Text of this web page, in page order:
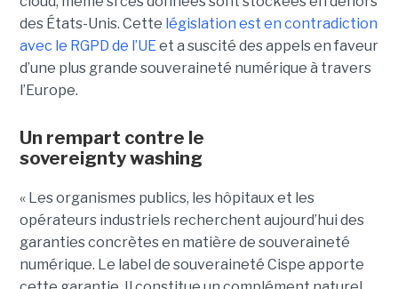
des États-Unis. Cette législation est en contradiction
avec le RGPD de l’UE et a suscité des appels en faveur
d’une plus grande souveraineté numérique à travers
l’Europe.
Un rempart contre le
sovereignty washing
« Les organismes publics, les hôpitaux et les
opérateurs industriels recherchent aujourd’hui des
garanties concrètes en matière de souveraineté
numérique. Le label de souveraineté Cispe apporte